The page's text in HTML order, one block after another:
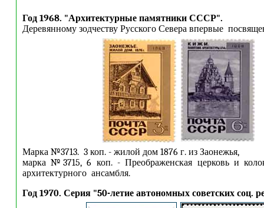
Год 1968. "Архитектурные памятники СССР".
Деревянному зодчеству Русского Севера впервые
Марка №3713. 3 коп. - жилой дом 1876 г. из Заонежья,
марка №3715, 6 коп. - Преображенская церковь и
архитектурного ансамбля.
Год 1970. Серия "50-летие автономных советских соц.